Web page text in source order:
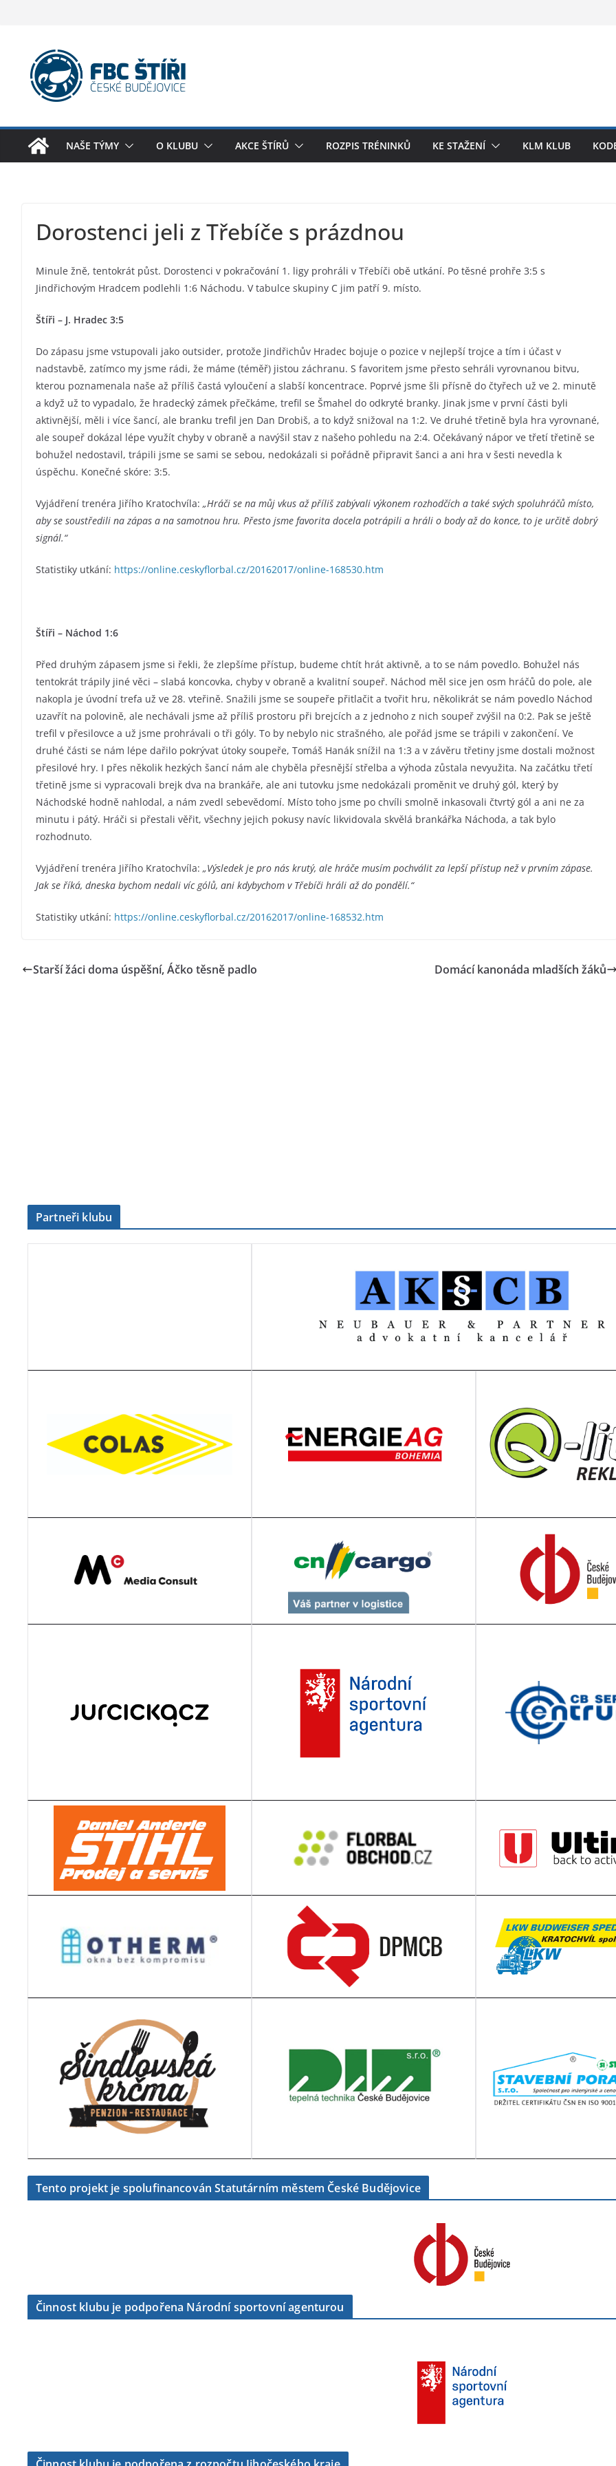
NAŠE TÝMY O KLUBU AKCE ŠTÍRŮ ROZPIS TRÉNINKŮ KE STAŽENÍ KLM KLUB
Dorostenci jeli z Třebíče s prázdnou
Minule žně, tentokrát půst. Dorostenci v pokračování 1. ligy prohráli v Třebíči obě utkání. Po těsné prohře 3:5 s
Jindřichovým Hradcem podlehli 1:6 Náchodu. V tabulce skupiny C jim patří 9. místo.
Štíři – J. Hradec 3:5
Do zápasu jsme vstupovali jako outsider, protože Jindřichův Hradec bojuje o pozice v nejlepší trojce a tím i účast v
nadstavbě, zatímco my jsme rádi, že máme (téměř) jistou záchranu. S favoritem jsme přesto sehráli vyrovnanou bitvu,
kterou poznamenala naše až příliš častá vyloučení a slabší koncentrace. Poprvé jsme šli přísně do čtyřech už ve 2. minutě
a když už to vypadalo, že hradecký zámek přečkáme, trefil se Šmahel do odkryté branky. Jinak jsme v první části byli
aktivnější, měli i více šancí, ale branku trefil jen Dan Drobiš, a to když snižoval na 1:2. Ve druhé třetině byla hra vyrovnané,
ale soupeř dokázal lépe využít chyby v obraně a navýšil stav z našeho pohledu na 2:4. Očekávaný nápor ve třetí třetině se
bohužel nedostavil, trápili jsme se sami se sebou, nedokázali si pořádně připravit šanci a ani hra v šesti nevedla k
úspěchu. Konečné skóre: 3:5.
Vyjádření trenéra Jiřího Kratochvíla: „Hráči se na můj vkus až příliš zabývali výkonem rozhodčích a také svých spoluhráčů místo,
aby se soustředili na zápas a na samotnou hru. Přesto jsme favorita docela potrápili a hráli o body až do konce, to je určitě dobrý
signál.“
Statistiky utkání: https://online.ceskyflorbal.cz/20162017/online-168530.htm
Štíři – Náchod 1:6
Před druhým zápasem jsme si řekli, že zlepšíme přístup, budeme chtít hrát aktivně, a to se nám povedlo. Bohužel nás
tentokrát trápily jiné věci – slabá koncovka, chyby v obraně a kvalitní soupeř. Náchod měl sice jen osm hráčů do pole, ale
nakopla je úvodní trefa už ve 28. vteřině. Snažili jsme se soupeře přitlačit a tvořit hru, několikrát se nám povedlo Náchod
uzavřít na polovině, ale nechávali jsme až příliš prostoru při brejcích a z jednoho z nich soupeř zvýšil na 0:2. Pak se ještě
trefil v přesilovce a už jsme prohrávali o tři góly. To by nebylo nic strašného, ale pořád jsme se trápili v zakončení. Ve
druhé části se nám lépe dařilo pokrývat útoky soupeře, Tomáš Hanák snížil na 1:3 a v závěru třetiny jsme dostali možnost
přesilové hry. I přes několik hezkých šancí nám ale chyběla přesnější střelba a výhoda zůstala nevyužita. Na začátku třetí
třetině jsme si vypracovali brejk dva na brankáře, ale ani tutovku jsme nedokázali proměnit ve druhý gól, který by
Náchodské hodně nahlodal, a nám zvedl sebevědomí. Místo toho jsme po chvíli smolně inkasovali čtvrtý gól a ani ne za
minutu i pátý. Hráči si přestali věřit, všechny jejich pokusy navíc likvidovala skvělá brankářka Náchoda, a tak bylo
rozhodnuto.
Vyjádření trenéra Jiřího Kratochvíla: „Výsledek je pro nás krutý, ale hráče musím pochválit za lepší přístup než v prvním zápase.
Jak se říká, dneska bychom nedali víc gólů, ani kdybychom v Třebíči hráli až do pondělí.“
Statistiky utkání: https://online.ceskyflorbal.cz/20162017/online-168532.htm
Starší žáci doma úspěšní, Áčko těsně padlo Domácí kanonáda mladších žáků
Partneři klubu
Tento projekt je spolufinancován Statutárním městem České Budějovice
Činnost klubu je podpořena Národní sportovní agenturou